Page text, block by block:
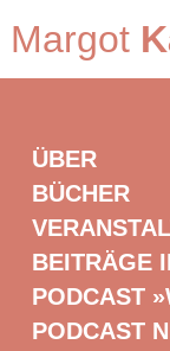
Margot
ÜBER
BÜCHER
BEITRÄGE
PODCAST
PODCAST